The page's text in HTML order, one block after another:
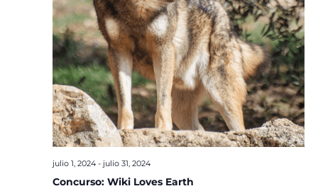
Concurso: Wiki Loves Earth
julio 1, 2024- julio 31, 2024